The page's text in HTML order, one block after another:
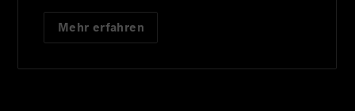
Mehr erfahren